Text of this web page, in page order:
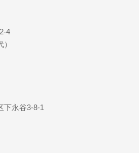
4
下永谷3-8-1